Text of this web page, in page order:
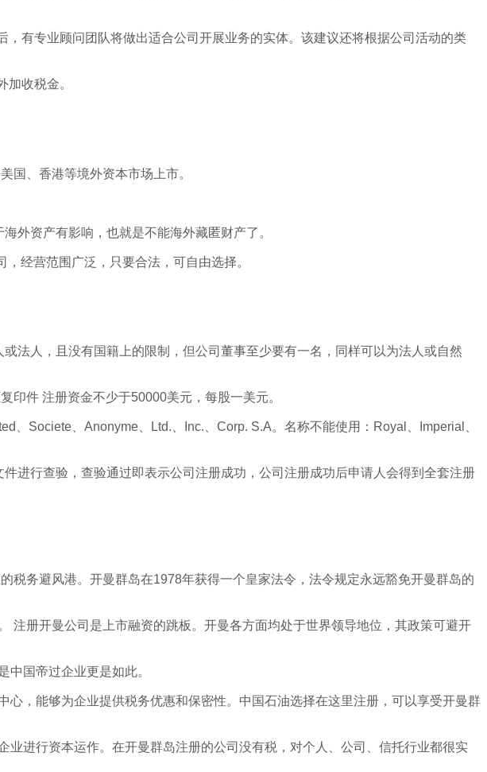
有专业顾问团队将做出适合公司开展业务的实体。该建议还将根据公司活动的类
收税金。
国、香港等境外资本市场上市。
外资产有影响，也就是不能海外藏匿财产了。
经营范围广泛，只要合法，可自由选择。
法人，且没有国籍上的限制，但公司董事至少要有一名，同样可以为法人或自然
印件 注册资金不少于50000美元，每股一美元。
Societe、Anonyme、Ltd.、Inc.、Corp. S.A。名称不能使用：Royal、Imperial、
进行查验，查验通过即表示公司注册成功，公司注册成功后申请人会得到全套注册
务避风港。开曼群岛在1978年获得一个皇家法令，法令规定永远豁免开曼群岛的
注册开曼公司是上市融资的跳板。开曼各方面均处于世界领导地位，其政策可避开
国帝过企业更是如此。
，能够为企业提供税务优惠和保密性。中国石油选择在这里注册，可以享受开曼群
进行资本运作。在开曼群岛注册的公司没有税，对个人、公司、信托行业都很实